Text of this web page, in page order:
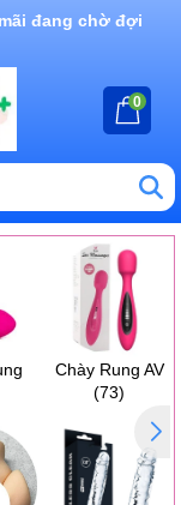
đang chờ đợi
0
Chày Rung AV
(73)